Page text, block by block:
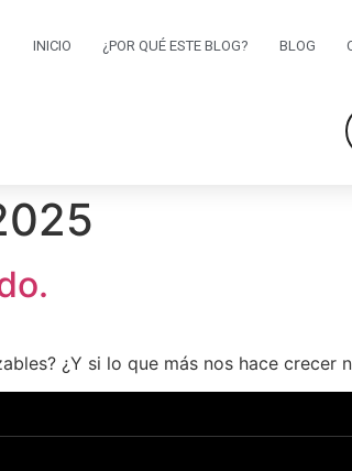
INICIO ¿POR QUÉ ESTE BLOG? BLOG
¿Y si lo que más nos hace